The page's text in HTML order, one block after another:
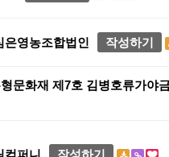
은영농조합법인 작성하기
문화재 제7호 김병호류가야
컴퍼니 작성하기